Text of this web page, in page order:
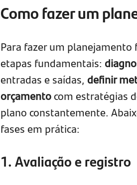
Como fazer um
Para fazer um
etapas fundamentais:
entradas e saídas, definir
orçamentocom estratégias
plano constantemente.
fases em prática:
1. Avaliação e registro